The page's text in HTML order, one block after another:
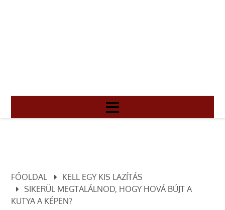
FŐOLDAL
KELL EGY KIS LAZÍTÁS
SIKERÜL MEGTALÁLNOD, HOGY HOVÁ BÚJT A
KUTYA A KÉPEN?